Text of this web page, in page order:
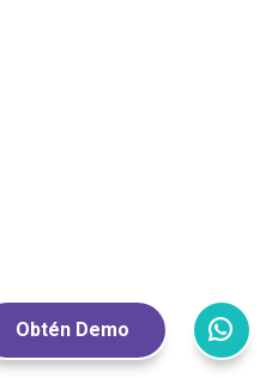
Obtén Demo